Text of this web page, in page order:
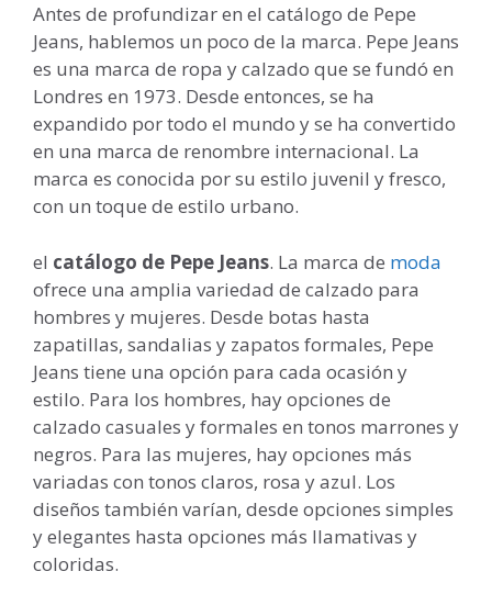
Antes de profundizar en el catálogo de Pepe
Jeans, hablemos un poco de la marca. Pepe Jeans
es una marca de ropa y calzado que se fundó en
Londres en 1973. Desde entonces, se ha
expandido por todo el mundo y se ha convertido
en una marca de renombre internacional. La
marca es conocida por su estilo juvenil y fresco,
con un toque de estilo urbano.
el catálogo de Pepe Jeans. La marca de moda
ofrece una amplia variedad de calzado para
hombres y mujeres. Desde botas hasta
zapatillas, sandalias y zapatos formales, Pepe
Jeans tiene una opción para cada ocasión y
estilo. Para los hombres, hay opciones de
calzado casuales y formales en tonos marrones y
negros. Para las mujeres, hay opciones más
variadas con tonos claros, rosa y azul. Los
diseños también varían, desde opciones simples
y elegantes hasta opciones más llamativas y
coloridas.